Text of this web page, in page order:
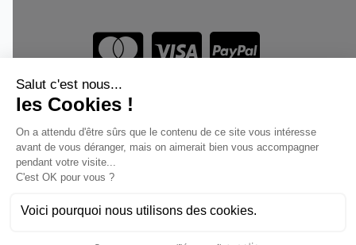
Vous êtes un professionnel ?